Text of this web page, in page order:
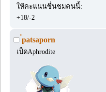
ให้คะแนนชื่นชมคนนี้:
+18/-2
่patsaporn
เป็ดAphrodite